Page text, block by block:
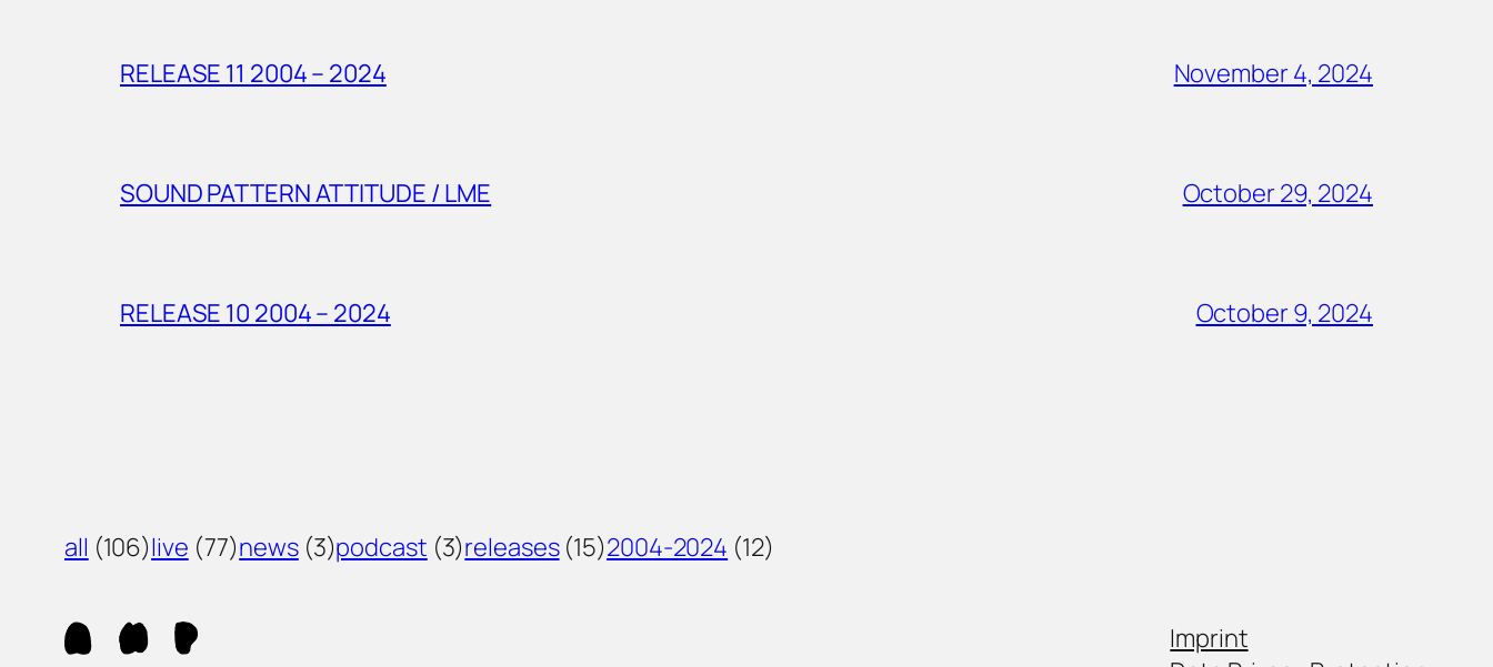
RELEASE 11 2004 – 2024 November 4, 2024
SOUND PATTERN ATTITUDE / LME October 29, 2024
RELEASE 10 2004 – 2024 October 9, 2024
2004-2024 (12)
all (106)live (77)news(3)podcast (3)releases(15)
Imprint